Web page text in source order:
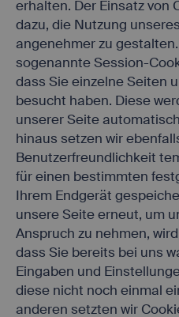
erhalten. Der Einsatz von
dazu, die Nutzung
angenehmer zu
sogenannte Session-
dass Sie einzelne Seiten
besucht haben. Diese
unserer Seite
hinaus setzen wir
Benutzerfreundlichkeit
für einen bestimmten
Ihrem Endgerät
unsere Seite erneut, um
Anspruch zu nehmen,
dass Sie bereits bei uns
Eingaben und
diese nicht noch einmal
anderen setzten wir